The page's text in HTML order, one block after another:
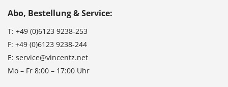
Abo, Bestellung & Service:
T: +49 (0)6123 9238-253
F: +49 (0)6123 9238-244
E: service@vincentz.net
Mo – Fr 8:00 – 17:00 Uhr